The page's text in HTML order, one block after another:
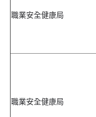
職業安全健康局
職業安全健康局